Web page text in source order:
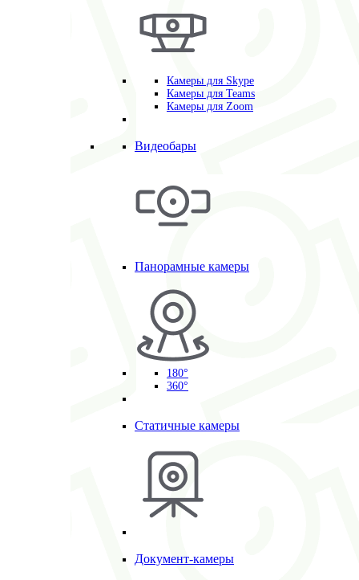
Камеры для Skype
Камеры для Teams
Камеры для Zoom
Видеобары
Панорамные камеры
180°
360°
Статичные камеры
Документ-камеры